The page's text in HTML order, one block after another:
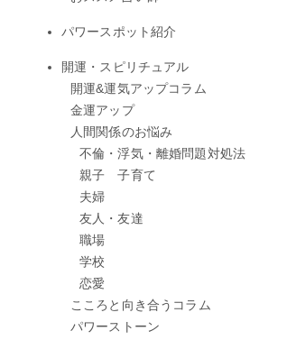
パワースポット紹介
開運・スピリチュアル
開運&運気アップコラム
金運アップ
人間関係のお悩み
不倫・浮気・離婚問題対処法
親子 子育て
夫婦
友人・友達
職場
学校
恋愛
こころと向き合うコラム
パワーストーン